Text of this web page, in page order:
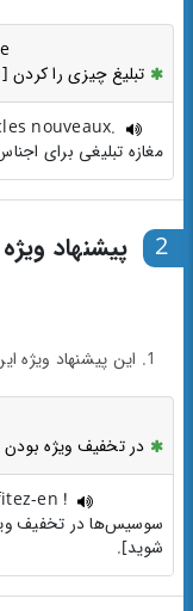
تبلیغ چیزی را کردن
nouveaux.
مغازه تبلیغی برای
2 پیشنهاد
1. این پیشنهاد ویژه این ماه ماست.
در تخفیف ویژه بودن
en !
سوسیس‌ها در تخفیف
شوید].